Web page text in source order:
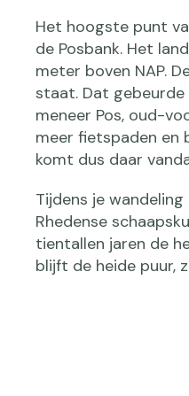
Het hoogste punt
de Posbank. Het
meter boven NAP.
staat. Dat
meneer Pos, oud-
meer fietspaden en
komt dus daar
Tijdens je
Rhedense
tientallen jaren de
blijft de heide puur,